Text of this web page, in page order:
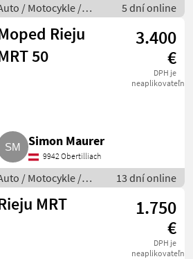
/ Motocykle /
5 dní online
Rieju
50
3.400
€
DPH je
neaplikovateľné
Simon Maurer
9942 Obertilliach
/ Motocykle /
13 dní online
MRT
1.750
€
DPH je
neaplikovateľné